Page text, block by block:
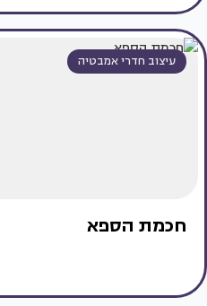
עיצוב חדרי אמבטיה
חכמת הספא